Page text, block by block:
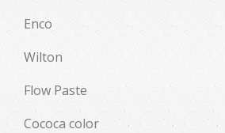
Enco
Wilton
Flow Paste
Cococa color